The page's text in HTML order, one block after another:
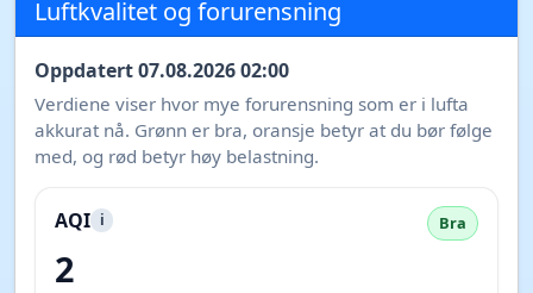
Luftkvalitet og forurensning
Oppdatert 07.08.2026 02:00
Verdiene viser hvor mye forurensning som er i lufta
akkurat nå. Grønn er bra, oransje betyr at du bør følge
med, og rød betyr høy belastning.
AQI i Bra
2